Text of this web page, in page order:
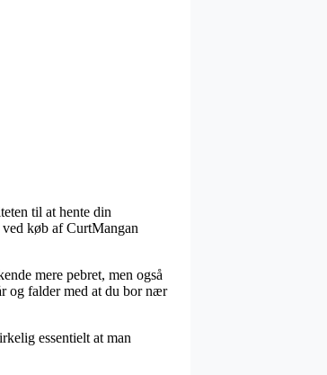
til at hente din
køb af CurtMangan
mere pebret, men også
og falder med at du bor nær
essentielt at man